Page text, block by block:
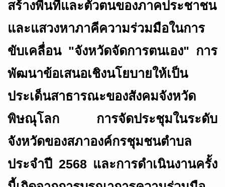
สร้างพื้นที่และตัวตนของภาคประชาชน
และแสวงหาภาคีความร่วมมือในการ
ขับเคลื่อน "จังหวัดจัดการตนเอง" การ
พัฒนาข้อเสนอเชิงนโยบายให้เป็น
ประเด็นสาธารณะของสังคมจังหวัด
พิษณุโลก การจัดประชุมในระดับ
จังหวัดของสภาองค์กรชุมชนตำบล
ประจำปี 2568 และการดำเนินงานครั้ง